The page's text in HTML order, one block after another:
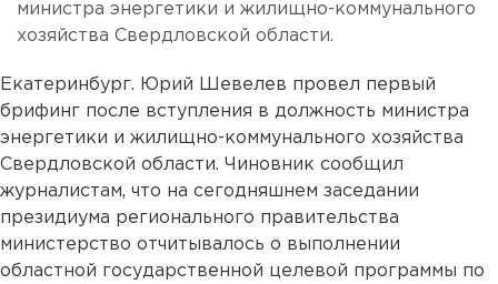
министра энергетики и жилищно-коммунального
хозяйства Свердловской области.
Екатеринбург. Юрий Шевелев провел первый
брифинг после вступления в должность министра
энергетики и жилищно-коммунального хозяйства
Свердловской области. Чиновник сообщил
журналистам, что на сегодняшнем заседании
президиума регионального правительства
министерство отчитывалось о выполнении
областной государственной целевой программы по